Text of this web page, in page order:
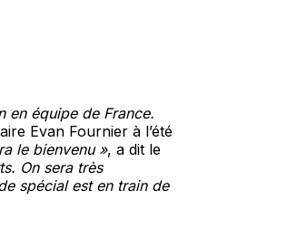
en équipe de France.
Evan Fournier à l’été
le bienvenu », a dit le
On sera très
spécial est en train de